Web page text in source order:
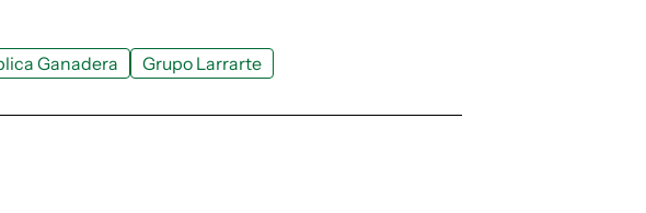
Ganadera Grupo Larrarte